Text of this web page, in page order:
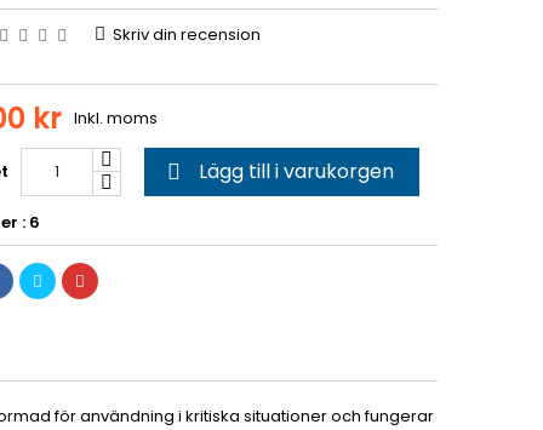
Skriv din recension
kr Inkl. moms
 Lägg till i varukorgen
: 6
för användning i kritiska situationer och fungerar